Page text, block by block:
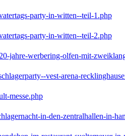
party-in-witten--teil-1.php
party-in-witten--teil-2.php
jahre-werbering-olfen-mit-
vest-arena-
messe.php
in-den-zentralhallen-in-